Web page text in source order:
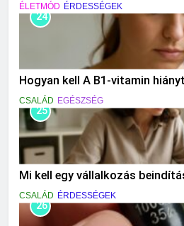
ÉLETMÓD ÉRDESSÉGEK
24
Hogyan kell A B1-vitamin
CSALÁD EGÉSZSÉG
25
Mi kell egy vállalkozás
CSALÁD ÉRDESSÉGEK
26